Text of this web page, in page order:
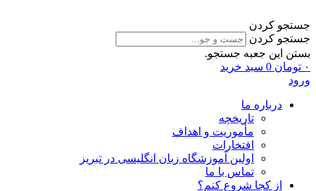
جستجو کردن
جستجو کردن
بستن این جعبه جستجو.
۰ تومان 0 سبد خرید
ورود
درباره ما
تاریخچه
مأموریت و اهداف
افتخارات
اولین آموزشگاه زبان انگلیسی در تبریز
تماس با ما
از کجا شروع کنم؟